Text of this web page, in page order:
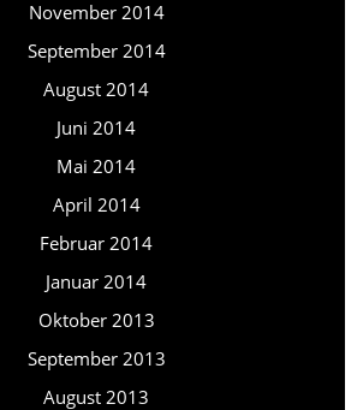
November 2014
September 2014
August 2014
Juni 2014
Mai 2014
April 2014
Februar 2014
Januar 2014
Oktober 2013
September 2013
August 2013